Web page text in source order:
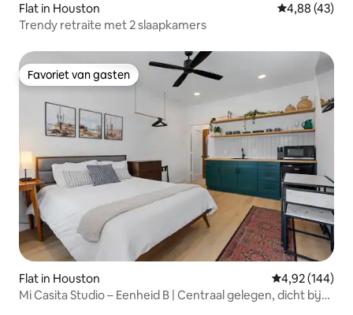
Flat in Houston Gemiddelde
4,88 (43)
Trendy retraite met 2 slaapkamers
Favoriet van gasten
Favoriet van gasten
Flat in Houston Gemiddelde
4,92 (144)
Mi Casita Studio – Eenheid B | Centraal gelegen, dicht bij